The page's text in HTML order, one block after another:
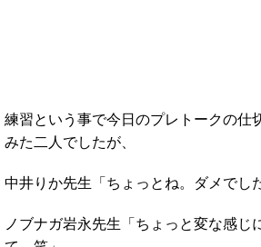
練習という事で今日のプレトークの仕
みた二人でしたが、
中井りか先生「ちょっとね。ダメでし
ノブナガ岩永先生「ちょっと変な感じ